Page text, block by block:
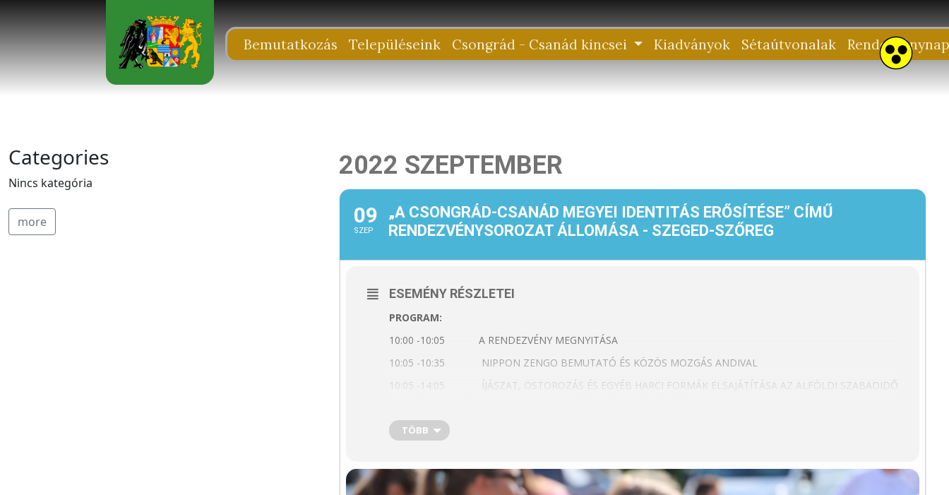
Bemutatkozás Településeink Csongrád - Csanád kincsei Kiadványok Sétaútvonalak
2022 SZEPTEMBER
09
SZEP
„A CSONGRÁD-CSANÁD MEGYEI IDENTITÁS ERŐSÍTÉSE” CÍMŰ
RENDEZVÉNYSOROZAT ÁLLOMÁSA - SZEGED-SZŐREG
ESEMÉNY RÉSZLETEI
PROGRAM:
10:00 -10:05 A RENDEZVÉNY MEGNYITÁSA
10:05 -10:35 NIPPON ZENGO BEMUTATÓ ÉS KÖZÖS MOZGÁS ANDIVAL
10:05 -14:05 ÍJÁSZAT, OSTOROZÁS ÉS EGYÉB HARCI FORMÁK ELSAJÁTÍTÁSA AZ ALFÖLDI SZABADIDŐ
10:05 -11:00 GASZTRO MINI GYEREKEKNEK
10:05 -14:00 KÉZMŰVES FOGLALKOZÁSOK
10:35 -10:50 CSONGRÁD-CSANÁD MEGYEI NAPSUGÁROTTHON SZEGEDI VAKOK OTTHONA
SZÍNJÁTSZÓKÖRÉNEK ELŐADÁSA
TÖBB
Categories
Nincs kategória
more